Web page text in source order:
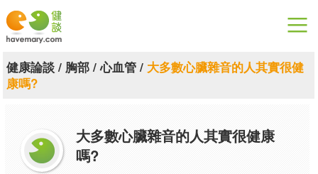
漫漫健康
關於健談
聯絡我們
健康論談/ 胸部/心血管/ 大多數心臟雜音的人其實很健
康嗎?
大多數心臟雜音的人其實很健康
嗎?